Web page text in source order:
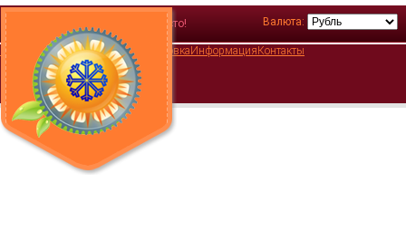
В корзине пусто! Валюта:
ГлавнаяО насКаталогАкции Установка Информация Контакты